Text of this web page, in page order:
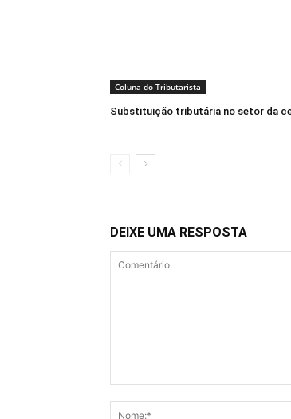
Coluna do Tributarista
Substituição tributária no setor da
DEIXE UMA RESPOSTA